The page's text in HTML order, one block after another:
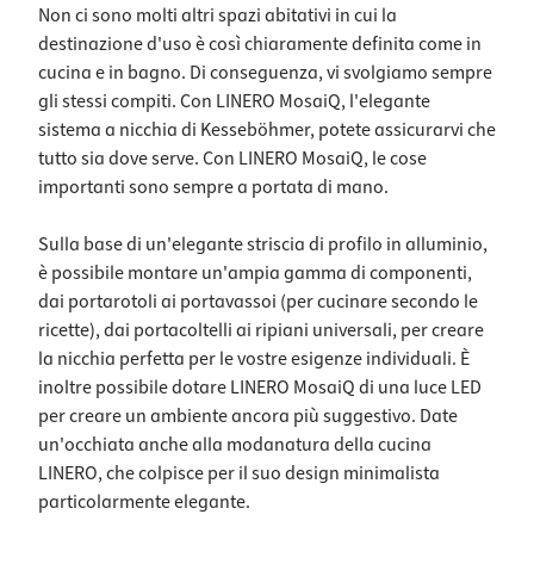
Non ci sono molti altri spazi abitativi in cui la
destinazione d'uso è così chiaramente definita come in
cucina e in bagno. Di conseguenza, vi svolgiamo sempre
gli stessi compiti. Con LINERO MosaiQ, l'elegante
sistema a nicchia di Kesseböhmer, potete assicurarvi che
tutto sia dove serve. Con LINERO MosaiQ, le cose
importanti sono sempre a portata di mano.
Sulla base di un'elegante striscia di profilo in alluminio,
è possibile montare un'ampia gamma di componenti,
dai portarotoli ai portavassoi (per cucinare secondo le
ricette), dai portacoltelli ai ripiani universali, per creare
la nicchia perfetta per le vostre esigenze individuali. È
inoltre possibile dotare LINERO MosaiQ di una luce LED
per creare un ambiente ancora più suggestivo. Date
un'occhiata anche alla modanatura della cucina
LINERO, che colpisce per il suo design minimalista
particolarmente elegante.